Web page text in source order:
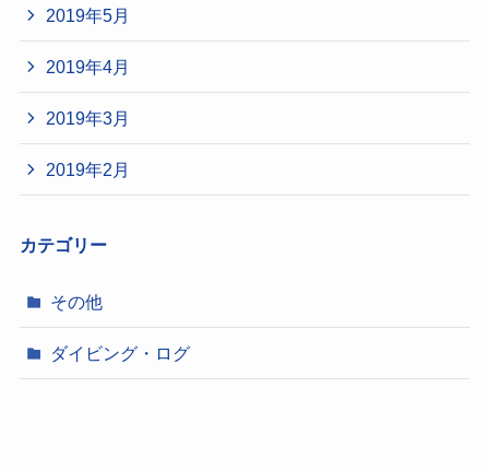
2019年5月
2019年4月
2019年3月
2019年2月
カテゴリー
その他
ダイビング・ログ